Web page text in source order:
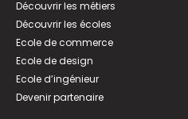
Découvrir les métiers
Découvrir les écoles
Ecole de commerce
Ecole de design
Ecole d’ingénieur
Devenir partenaire